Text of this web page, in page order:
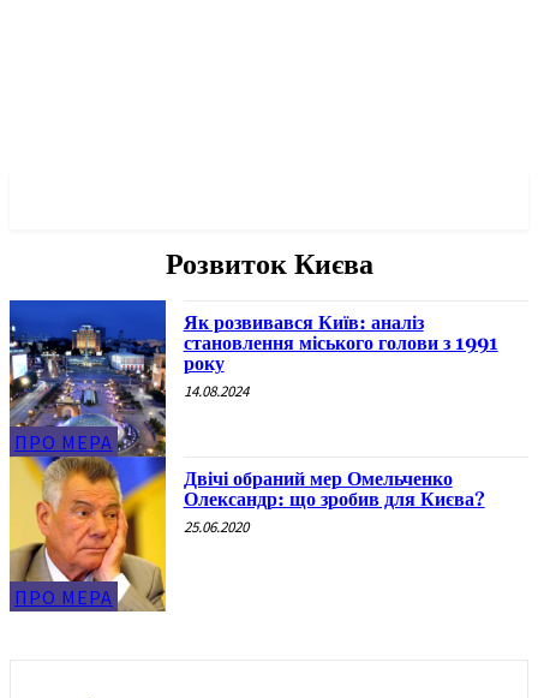
Розвиток Києва
ПРО МЕРА
Як розвивався Київ: аналіз
становлення міського голови з 1991
року
14.08.2024
ПРО МЕРА
Двічі обраний мер Омельченко
Олександр: що зробив для Києва?
25.06.2020